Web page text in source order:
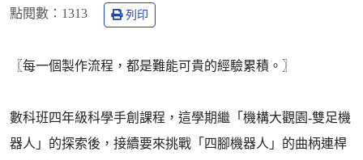
點閱數： 1313 列印
〖每一個製作流程，都是難能可貴的經驗累積。〗
數科班四年級科學手創課程，這學期繼「機構大觀園-雙足機
器人」的探索後，接續要來挑戰「四腳機器人」的曲柄連桿